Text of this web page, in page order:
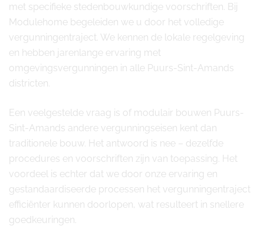
met specifieke stedenbouwkundige voorschriften. Bij
Modulehome begeleiden we u door het volledige
vergunningentraject. We kennen de lokale regelgeving
en hebben jarenlange ervaring met
omgevingsvergunningen in alle Puurs-Sint-Amands
districten.
Een veelgestelde vraag is of modulair bouwen Puurs-
Sint-Amands andere vergunningseisen kent dan
traditionele bouw. Het antwoord is nee – dezelfde
procedures en voorschriften zijn van toepassing. Het
voordeel is echter dat we door onze ervaring en
gestandaardiseerde processen het vergunningentraject
efficiënter kunnen doorlopen, wat resulteert in snellere
goedkeuringen.